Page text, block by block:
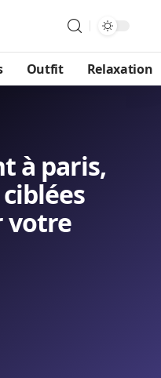
Outfit Relaxation
à paris,
votre